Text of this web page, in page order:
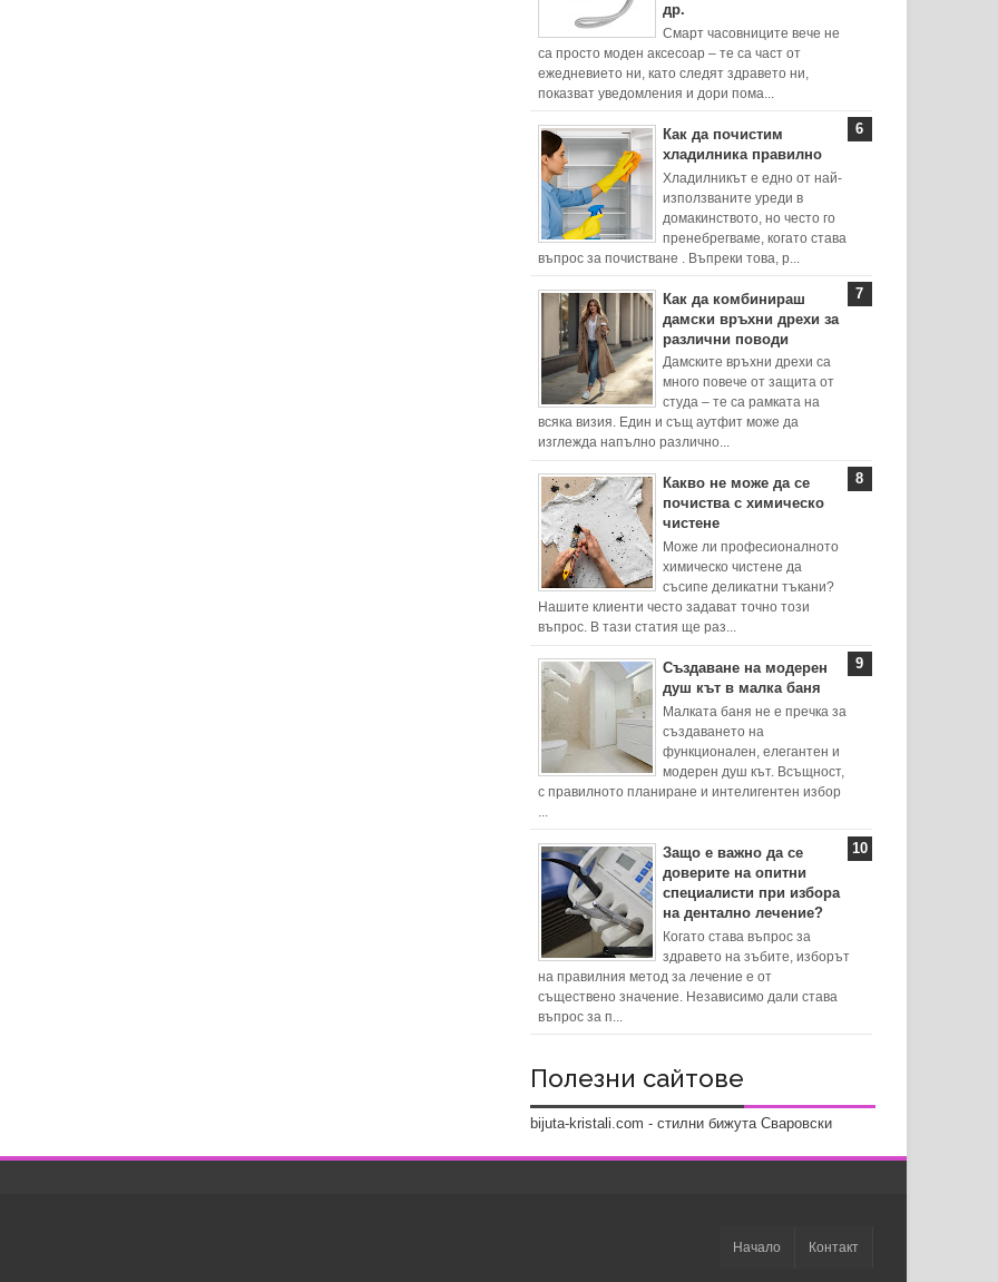
др.
Смарт часовниците вече не
са просто моден аксесоар – те са част от
ежедневието ни, като следят здравето ни,
показват уведомления и дори пома...
Как да почистим
хладилника правилно
Хладилникът е едно от най-
използваните уреди в
домакинството, но често го
пренебрегваме, когато става
въпрос за почистване . Въпреки това, р...
Как да комбинираш
дамски връхни дрехи за
различни поводи
Дамските връхни дрехи са
много повече от защита от
студа – те са рамката на
всяка визия. Един и същ аутфит може да
изглежда напълно различно...
Какво не може да се
почиства с химическо
чистене
Може ли професионалното
химическо чистене да
съсипе деликатни тъкани?
Нашите клиенти често задават точно този
въпрос. В тази статия ще раз...
Създаване на модерен
душ кът в малка баня
Малката баня не е пречка за
създаването на
функционален, елегантен и
модерен душ кът. Всъщност,
с правилното планиране и интелигентен избор
Защо е важно да се
доверите на опитни
специалисти при избора
на дентално лечение?
Когато става въпрос за
здравето на зъбите, изборът
на правилния метод за лечение е от
съществено значение. Независимо дали става
въпрос за п...
Полезни сайтове
bijuta-kristali.com - стилни бижута Сваровски
Начало Контакт